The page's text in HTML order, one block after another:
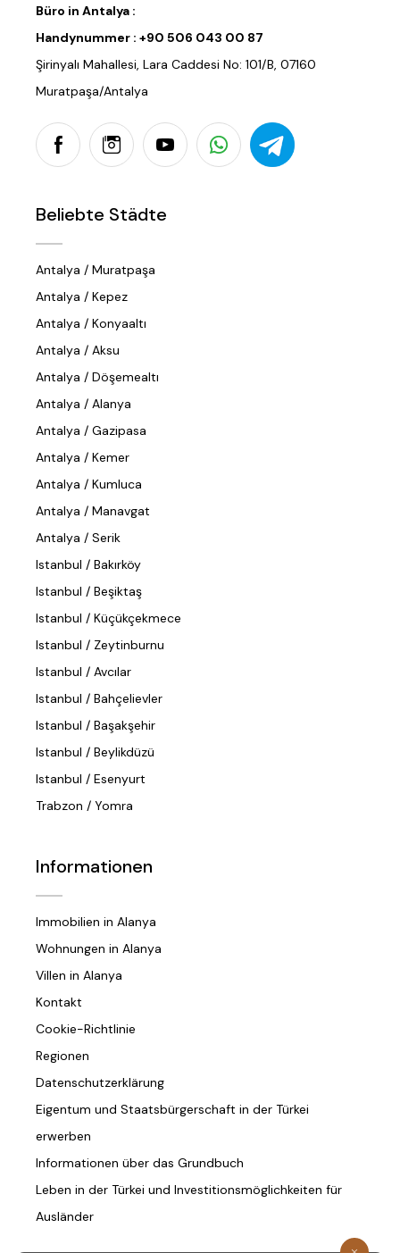
Büro in Antalya :
Handynummer : +90 506 043 00 87
Şirinyalı Mahallesi, Lara Caddesi No: 101/B, 07160
Muratpaşa/Antalya
Beliebte Städte
Antalya / Muratpaşa
Antalya / Kepez
Antalya / Konyaaltı
Antalya / Aksu
Antalya / Döşemealtı
Antalya / Alanya
Antalya / Gazipasa
Antalya / Kemer
Antalya / Kumluca
Antalya / Manavgat
Antalya / Serik
Istanbul / Bakırköy
Istanbul / Beşiktaş
Istanbul / Küçükçekmece
Istanbul / Zeytinburnu
Istanbul / Avcılar
Istanbul / Bahçelievler
Istanbul / Başakşehir
Istanbul / Beylikdüzü
Istanbul / Esenyurt
Trabzon / Yomra
Informationen
Immobilien in Alanya
Wohnungen in Alanya
Villen in Alanya
Kontakt
Cookie-Richtlinie
Regionen
Datenschutzerklärung
Eigentum und Staatsbürgerschaft in der Türkei
erwerben
Informationen über das Grundbuch
Leben in der Türkei und Investitionsmöglichkeiten für
Ausländer